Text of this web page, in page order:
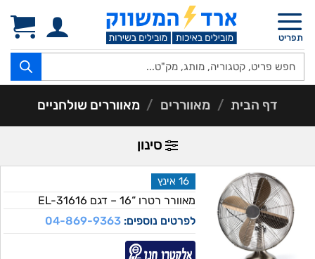
content
תפריט
Products
search
דף הבית / מאווררים / מאווררים שולחניים
סינון
16 אינץ
מאוורר רטרו “16 – דגם EL-31616
לפרטים נוספים:04-869-9363